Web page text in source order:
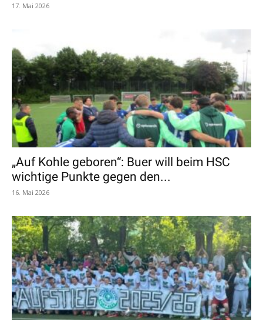
17. Mai 2026
„Auf Kohle geboren“: Buer will beim HSC
wichtige Punkte gegen den...
16. Mai 2026